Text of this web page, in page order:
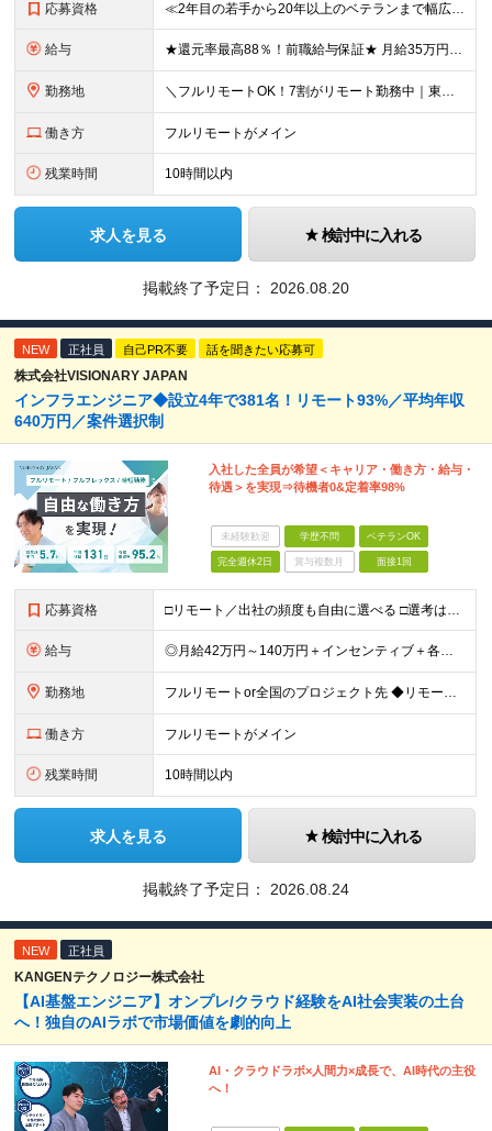
応募資格 ≪2年目の若手から20年以上のベテランまで幅広く活躍！≫ ■インフラエンジニアとしての実務経験をお持ちの方 ┗サーバ・ネットワークいずれかのみでも可 ┗オンプレミスのみ経験者もOK ┗リーダー経験など
給与 ★還元率最高88％！前職給与保証★ 月給35万円～＋賞与年2回 ★還元率は案件単価の76～88％！ ★入社祝い金10～30万円！住宅・在宅・家族など手当充実！ ◎経験・スキルなどを考慮し、優遇し
勤務地 ＼フルリモートOK！7割がリモート勤務中｜東京・愛知・大阪で積極採用中！／ 東京・神奈川・千葉・埼玉、大阪・京都・兵庫・滋賀、愛知などのプロジェクト先、または在宅勤務 ★転勤なし ★希望するエリアで
働き方 フルリモートがメイン
残業時間 10時間以内
求人を見る 検討中に入れる
掲載終了予定日： 2026.08.20
NEW 正社員 自己PR不要 話を聞きたい応募可
株式会社VISIONARY JAPAN
インフラエンジニア◆設立4年で381名！リモート93%／平均年収
640万円／案件選択制
入社した全員が希望＜キャリア・働き方・給与・
待遇＞を実現⇒待機者0&定着率98%
未経験歓迎 学歴不問 ベテランOK
完全週休2日 賞与複数月 面接1回
応募資格 □リモート／出社の頻度も自由に選べる □選考は役員とWeb面談1回のみ □学歴不問／第二新卒歓迎／ブランクOK 【応募条件】 ◎インフラエンジニアの実務経験1年以上をお持ちの方 └運用・監視だけの方
給与 ◎月給42万円～140万円＋インセンティブ＋各種手当 ・エンジニア平均年収640万円 ・入社したエンジニア全員年収UP！平均180万円UP！ ・還元率80~95%！平均還元率86.9% ・単価連動型⇒
勤務地 フルリモートor全国のプロジェクト先 ◆リモート実施率93%（リモート／出社の頻度も自分で選べる） ◆UIターン歓迎！転勤なし ※(変更の範囲)上記を除く当社関連勤務地 ＼独立した評価機関による評価
働き方 フルリモートがメイン
残業時間 10時間以内
求人を見る 検討中に入れる
掲載終了予定日： 2026.08.24
NEW 正社員
KANGENテクノロジー株式会社
【AI基盤エンジニア】オンプレ/クラウド経験をAI社会実装の土台
へ！独自のAIラボで市場価値を劇的向上
AI・クラウドラボ×人間力×成長で、AI時代の主役
へ！